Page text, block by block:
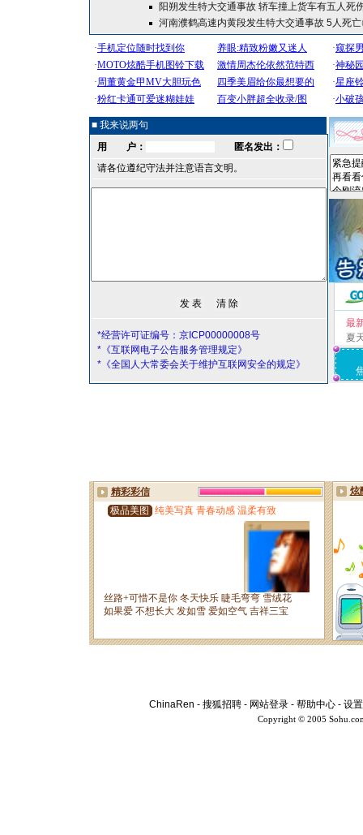
阳朔发生特大交通事故 轿车撞上货车有五人死
河南濮鹤高速内黄段发生特大交通事故 5人死亡
■ 我来说两句
用 户：
匿名发出：
请各位遵纪守法并注意语言文明。
*经营许可证编号：京ICP00000008号
*《互联网电子公告服务管理规定》
*《全国人大常委会关于维护互联网安全的规定》
最
夏
ChinaRen - 搜狐招聘 - 网站登录 - 帮助中心 - 设
Copyright © 2005